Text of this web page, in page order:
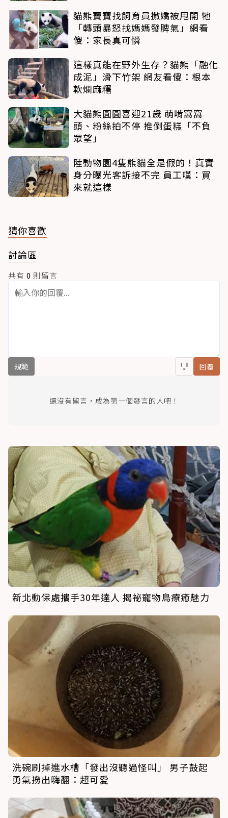
貓熊寶寶找飼育員撒嬌被甩開 牠
「轉頭暴怒找媽媽發脾氣」網看
傻：家長真可憐
這樣真能在野外生存？貓熊「融化
成泥」滑下竹架 網友看傻：根本
軟爛麻糬
大貓熊圓圓喜迎21歲 萌啃窩窩
頭、粉絲拍不停 推倒蛋糕「不負
眾望」
陸動物園4隻熊貓全是假的！真實
身分曝光客訴接不完 員工嘆：買
來就這樣
猜你喜歡
討論區
共有 0 則留言
規範 回覆
還沒有留言，成為第一個發言的人吧！
新北動保處攜手30年達人 揭祕寵物鳥療癒魅力
洗碗刷掉進水槽「發出沒聽過怪叫」 男子鼓起
勇氣撈出嗨翻：超可愛